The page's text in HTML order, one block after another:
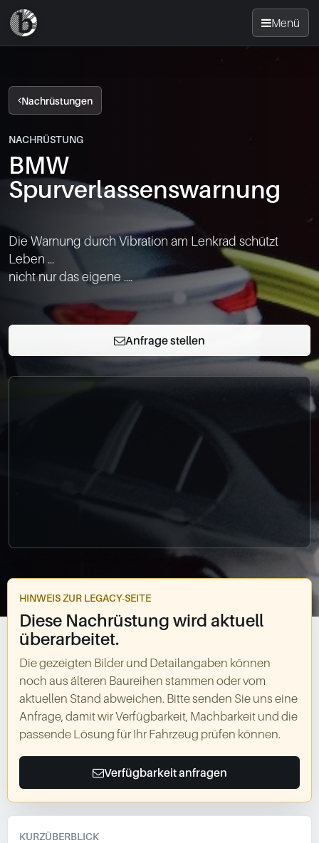
Menü
Nachrüsten
News
FAQ
Standorte
0049-861-900290
info@bimmer-manufaktur.de
Nachrüstungen
NACHRÜSTUNG
BMW
Spurverlassenswarnung
Die Warnung durch Vibration am Lenkrad schützt
Leben ...
nicht nur das eigene ....
Anfrage stellen
HINWEIS ZUR LEGACY-SEITE
Diese Nachrüstung wird aktuell
überarbeitet.
Die gezeigten Bilder und Detailangaben können
noch aus älteren Baureihen stammen oder vom
aktuellen Stand abweichen. Bitte senden Sie uns eine
Anfrage, damit wir Verfügbarkeit, Machbarkeit und die
passende Lösung für Ihr Fahrzeug prüfen können.
Verfügbarkeit anfragen
KURZÜBERBLICK